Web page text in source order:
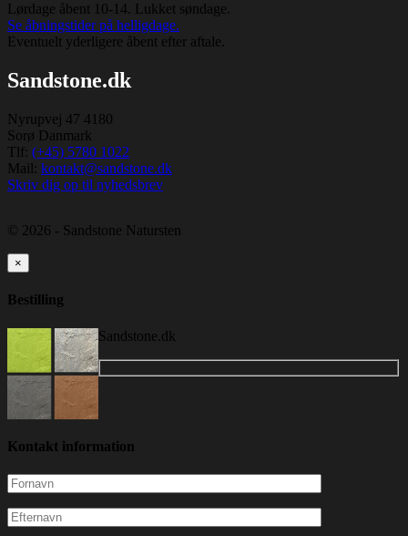
Lørdage åbent 10-14. Lukket søndage.
Se åbningstider på helligdage.
Eventuelt yderligere åbent efter aftale.
Sandstone.dk
Nyrupvej 47 4180
Sorø Danmark
Tlf: (+45) 5780 1022
Mail: kontakt@sandstone.dk
Skriv dig op til nyhedsbrev
© 2026 - Sandstone Natursten
×
Bestilling
Sandstone.dk
Kontakt information